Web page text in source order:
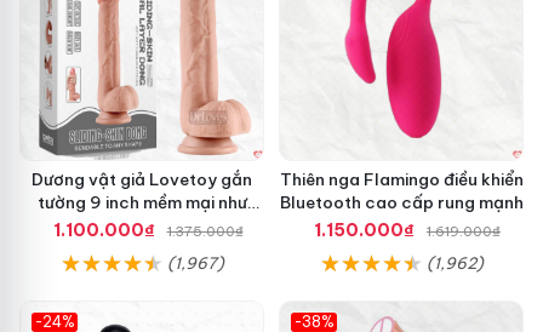
Dương vật giả Lovetoy gắn
tường 9 inch mềm mại như
thật
1.100.000₫ 1.375.000₫
(1,967)
Thiên nga Flamingo điều khiển
Bluetooth cao cấp rung mạnh
1.150.000₫
1.619.000₫
(1,962)
-24%
-38%